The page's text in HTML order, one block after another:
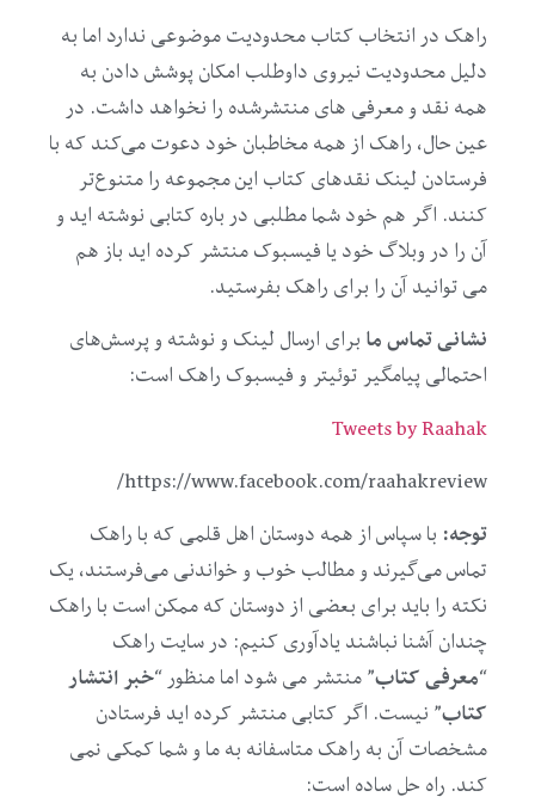
راهک در انتخاب کتاب محدودیت موضوعی ندارد اما به
دلیل محدودیت نیروی داوطلب امکان پوشش دادن به
همه نقد و معرفی های منتشرشده را نخواهد داشت. در
عین حال، راهک از همه مخاطبان خود دعوت می‌کند که با
فرستادن لینک نقدهای کتاب این مجموعه را متنوع‌تر
کنند. اگر هم خود شما مطلبی در باره کتابی نوشته اید و
آن را در وبلاگ خود یا فیسبوک منتشر کرده اید باز هم
می توانید آن را برای راهک بفرستید.
نشانی تماس ما برای ارسال لینک و نوشته و پرسش‌های
احتمالی پیامگیر توئیتر و فیسبوک راهک است:
Tweets by Raahak
https://www.facebook.com/raahakreview/
توجه: با سپاس از همه دوستان اهل قلمی که با راهک
تماس می‌گیرند و مطالب خوب و خواندنی می‌فرستند، یک
نکته را باید برای بعضی از دوستان که ممکن است با راهک
چندان آشنا نباشند یادآوری کنیم: در سایت راهک
“معرفی کتاب” منتشر می شود اما منظور “خبر انتشار
کتاب” نیست. اگر کتابی منتشر کرده اید فرستادن
مشخصات آن به راهک متاسفانه به ما و شما کمکی نمی
کند. راه حل ساده است: